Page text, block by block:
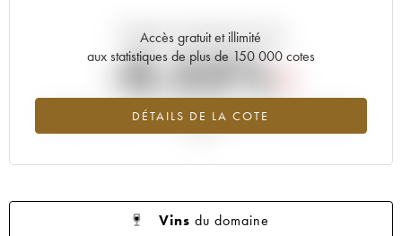
Accès gratuit et illimité
aux statistiques de plus de 150 000 cotes
DÉTAILS DE LA COTE
Tendance actuelle de la cote
-0.53%
Tendance à la baisse du millésime 2008 en 2026 par rapport à
Vins du domaine